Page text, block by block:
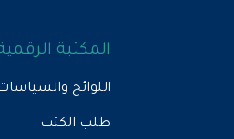
المكتبة الرقمية
اللوائح والسياسات
طلب الكتب